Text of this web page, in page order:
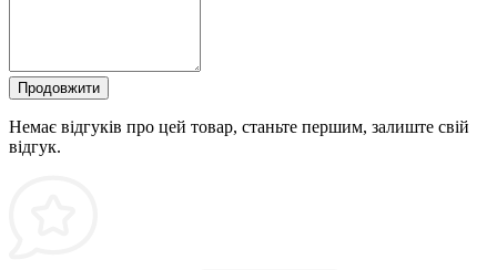
Продовжити
Немає відгуків про цей товар, станьте першим, залиште свій
відгук.